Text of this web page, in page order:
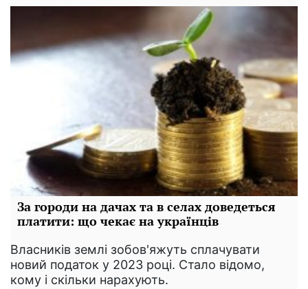
За городи на дачах та в селах доведеться
платити: що чекає на українців
Власників землі зобов'яжуть сплачувати
новий податок у 2023 році. Стало відомо,
кому і скільки нарахують.